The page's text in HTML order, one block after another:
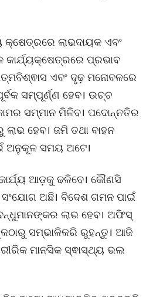
କ୍ଷେତ୍ରରେ ଲାଭଦାୟକ ଏବଂ
ପ୍ରଭାବ
ଏବଂ ଦୃଢ଼ ମନୋବଳରେ
ସମ୍ପୂର୍ଣ୍ଣ ହେବ। ଉଚ୍ଚ
ସମ୍ମାନ ମିଳିବ। ପଦୋନ୍ନତିର
ଲାଭ ହେବ। ଜମି ତଥା ବାହନ
ଅନୁକୂଳ ସମୟ ଅଟେ।
ଆଡ଼କୁ ଢଳିବେ। କୌଣସି
ସଂଯୋଗ ଅଛି। ବିଦେଶ ଗମନ ପାଇଁ
ଲାଭ ହେବ। ଅଫିସ୍
ସମ୍ଭାଳିକରି ରୁହନ୍ତୁ। ଆଜି
ମାନସିକ ସ୍ଵାସ୍ଥ୍ୟ ଭଲ